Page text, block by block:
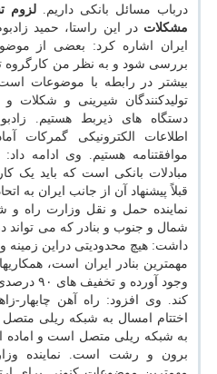
درباب مسائل بانکی داریم. لزوم
مشکلات در این راستا، حمید
ایران اشاره کرد: بعضی از
بررسی شود و به نظر من
بیشتر در رابطه با موضوعات
تولیدکنندگان شیرینی و شکلات و
دستگاه های ذیربط هستیم.
اطلاعات الکترونیکی گمرکات
موافقتنامه هستیم. وی ادامه
مبادلات بانکی است که باید یک
قبلاً پیشنهاد آن از جانب ایران به
نماینده حمل و نقل وزارت راه و
شمال و جنوب و بنادر که می تواند
داشت: هیچ محدودیتی دراین زمینه
مهمترین بنادر ایران است،
وجود
کند. وی افزود: راه آهن
اختتام امسال به شبکه ریلی
به شبکه ریلی متصل است و اماده
برون و رشت است. نماینده